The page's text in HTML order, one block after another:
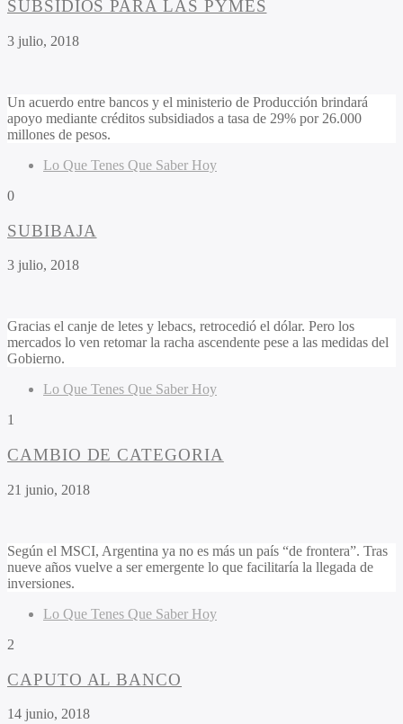
SUBSIDIOS PARA LAS PYMES
3 julio, 2018
Un acuerdo entre bancos y el ministerio de Producción brindará
apoyo mediante créditos subsidiados a tasa de 29% por 26.000
millones de pesos.
Lo Que Tenes Que Saber Hoy
0
SUBIBAJA
3 julio, 2018
Gracias el canje de letes y lebacs, retrocedió el dólar. Pero los
mercados lo ven retomar la racha ascendente pese a las medidas del
Gobierno.
Lo Que Tenes Que Saber Hoy
1
CAMBIO DE CATEGORIA
21 junio, 2018
Según el MSCI, Argentina ya no es más un país “de frontera”. Tras
nueve años vuelve a ser emergente lo que facilitaría la llegada de
inversiones.
Lo Que Tenes Que Saber Hoy
2
CAPUTO AL BANCO
14 junio, 2018